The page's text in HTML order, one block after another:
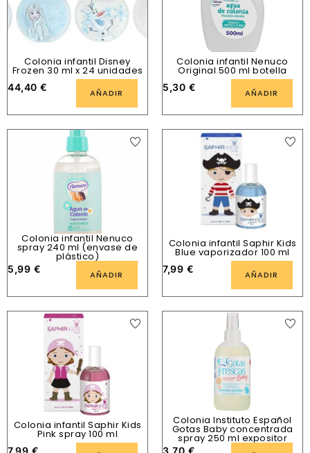
Colonia infantil Disney
Frozen 30 ml x 24 unidades
44,40 € AÑADIR
Colonia infantil Nenuco
Original 500 ml botella
5,30 € AÑADIR
Colonia infantil Nenuco
spray 240 ml (envase de
plástico)
5,99 € AÑADIR
Colonia infantil Saphir Kids
Blue vaporizador 100 ml
7,99 € AÑADIR
Colonia infantil Saphir Kids
Pink spray 100 ml
7,99 €
Colonia Instituto Español
Gotas Baby concentrada
spray 250 ml expositor
3,70 €